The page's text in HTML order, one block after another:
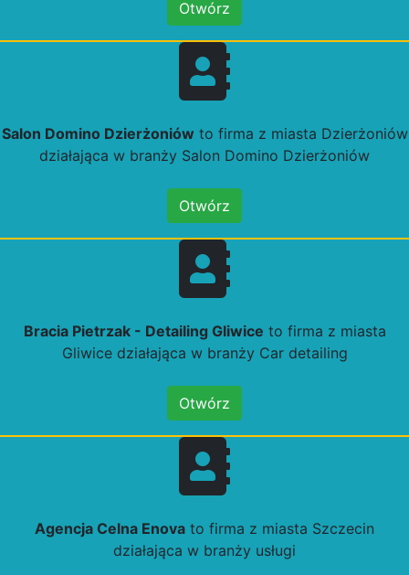
Otwórz
Salon Domino Dzierżoniów to firma z miasta Dzierżoniów
działająca w branży Salon Domino Dzierżoniów
Otwórz
Bracia Pietrzak - Detailing Gliwice to firma z miasta
Gliwice działająca w branży Car detailing
Otwórz
Agencja Celna Enova to firma z miasta Szczecin
działająca w branży usługi